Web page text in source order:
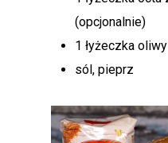
(opcjonalnie)
1 łyżeczka
sól, pieprz